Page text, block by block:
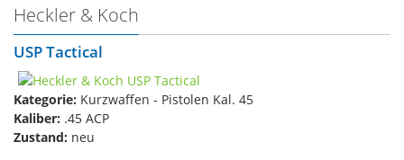
Heckler & Koch
USP Tactical
Kategorie: Kurzwaffen - Pistolen Kal. 45
Kaliber: .45 ACP
Zustand: neu